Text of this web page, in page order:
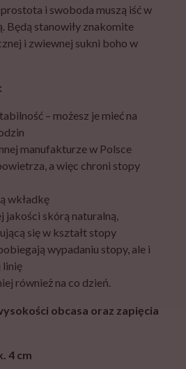
i swoboda muszą iść w
Będą stanowiły znakomite
i zwiewnej sukni boho w
– możesz je mieć na
manufakturze w Polsce
a więc chroni stopy
wkładkę
jakości skórą naturalną,
się w kształt stopy
wypadaniu stopy, ale i
linię
również na co dzień.
obcasa oraz zapięcia
4 cm